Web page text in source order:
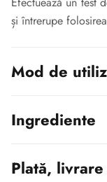
și întrerupe
Mod de
Ingrediente
Plată,